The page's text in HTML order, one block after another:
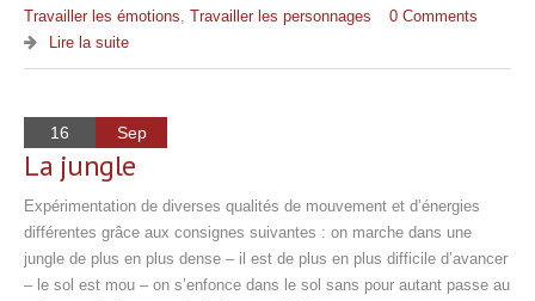
Travailler les émotions, Travailler les personnages
0 Comments
Lire la suite
16 Sep
La jungle
Expérimentation de diverses qualités de mouvement et d’énergies
différentes grâce aux consignes suivantes : on marche dans une
jungle de plus en plus dense – il est de plus en plus difficile d’avancer
– le sol est mou – on s’enfonce dans le sol sans pour autant passe au